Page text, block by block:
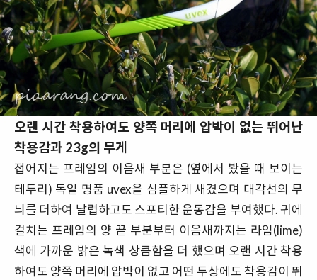
오랜 시간 착용하여도 양쪽 머리에 압박이 없는 뛰어난
착용감과 23g의 무게
접어지는 프레임의 이음새 부분은 (옆에서 봤을 때 보이는
테두리) 독일 명품 uvex을 심플하게 새겼으며 대각선의 무
늬를 더하여 날렵하고도 스포티한 운동감을 부여했다. 귀에
걸치는 프레임의 양 끝 부분부터 이음새까지는 라임(lime)
색에 가까운 밝은 녹색 상큼함을 더 했으며 오랜 시간 착용
하여도 양쪽 머리에 압박이 없고 어떤 두상에도 착용감이 뛰